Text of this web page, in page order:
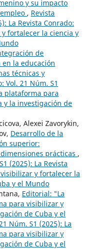
y su impacto
, Revista
La Revista Conrado:
fortalecer la ciencia y
de
la educación
técnicas y
Vol. 21 Núm. S1
plataforma para
y la investigación de
Alexei Zavorykin,
Desarrollo de la
superior:
prácticas ,
(2025): La Revista
y fortalecer la
y el Mundo
Editorial: "La
para visibilizar y
de Cuba y el
Núm. S1 (2025): La
para visibilizar y
de Cuba y el